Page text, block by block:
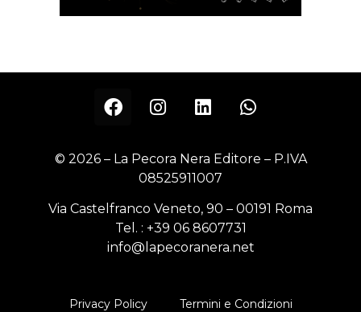
© 2026 – La Pecora Nera Editore – P.IVA
08525911007
Via Castelfranco Veneto, 90 – 00191 Roma
Tel. : +39 06 8607731
info@lapecoranera.net
Privacy Policy Termini e Condizioni